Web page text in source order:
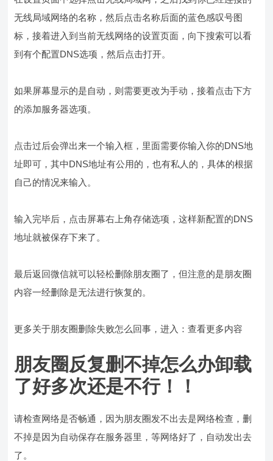
无线局域网络的名称，然后点击名称后面的蓝色感叹号图
标，接着进入到当前无线网络的设置页面，向下搜索可以看
到有个配置DNS选项，然后点击打开。
如果屏幕显示的是自动，则需要更改为手动，接着点击下方
的添加服务器选项。
点击过后会弹出来一个输入框，里面需要你输入你的DNS地
址即可，其中DNS地址有公用的，也有私人的，具体的根据
自己的情况来输入。
输入完毕后，点击屏幕右上角存储选项，这样新配置的DNS
地址就被保存下来了。
最后返回微信就可以轻松删除朋友圈了，但注意的是朋友圈
内容一经删除是无法进行恢复的。
更多关于朋友圈删除失败怎么回事，进入：查看更多内容
朋友圈反复删不掉怎么办卸载
了好多次还是不行！！
请检查网络是否畅通，因为朋友圈发不出去是网络检查，删
不掉是因为自动保存在服务器里，等网络好了，自动发出去
了。